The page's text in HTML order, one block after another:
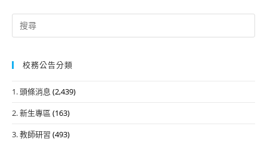
Search
for:
校務公告分類
1. 頭條消息 (2,439)
2. 新生專區 (163)
3. 教師研習 (493)